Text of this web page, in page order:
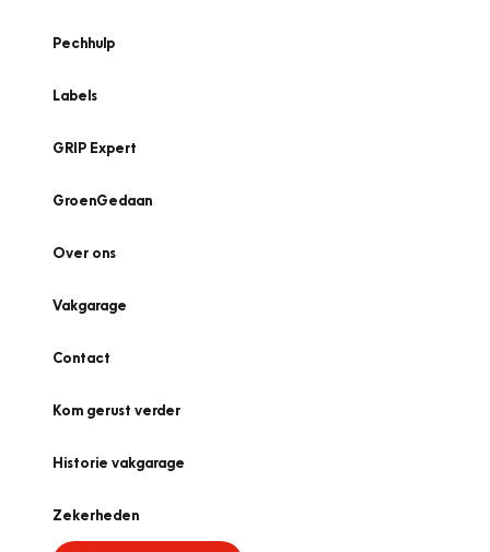
Pechhulp
Labels
GRIP Expert
GroenGedaan
Over ons
Vakgarage
Contact
Kom gerust verder
Historie vakgarage
Zekerheden